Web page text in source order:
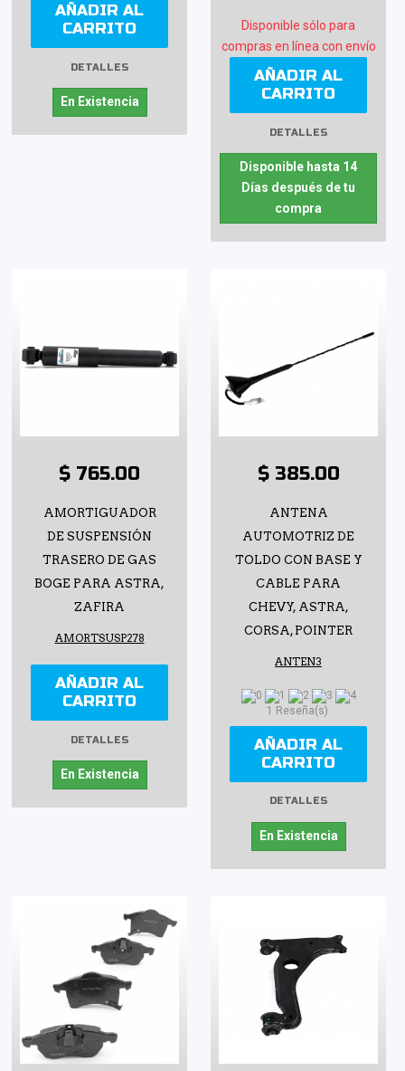
AÑADIR AL
CARRITO
DETALLES
En Existencia
Disponible sólo para
compras en línea con envío
AÑADIR AL
CARRITO
DETALLES
Disponible hasta 14
Días después de tu
compra
$ 765.00
AMORTIGUADOR
DE SUSPENSIÓN
TRASERO DE GAS
BOGE PARA ASTRA,
ZAFIRA
AMORTSUSP278
AÑADIR AL
CARRITO
DETALLES
En Existencia
$ 385.00
ANTENA
AUTOMOTRIZ DE
TOLDO CON BASE Y
CABLE PARA
CHEVY, ASTRA,
CORSA, POINTER
ANTEN3
1 Reseña(s)
AÑADIR AL
CARRITO
DETALLES
En Existencia